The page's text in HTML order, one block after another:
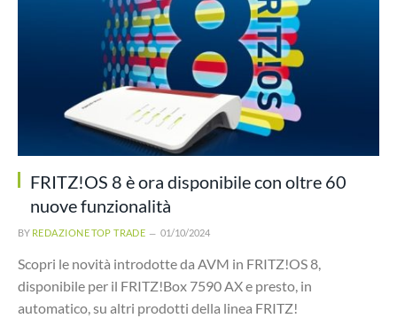
FRITZ!OS 8 è ora disponibile con oltre 60
nuove funzionalità
BY REDAZIONE TOP TRADE 01/10/2024
Scopri le novità introdotte da AVM in FRITZ!OS 8,
disponibile per il FRITZ!Box 7590 AX e presto, in
automatico, su altri prodotti della linea FRITZ!